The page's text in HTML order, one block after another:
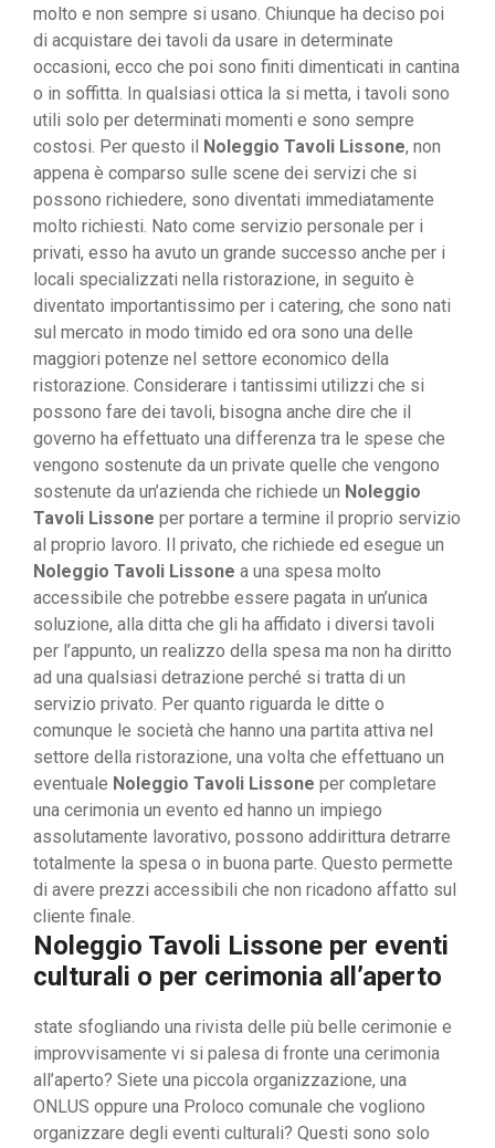
molto e non sempre si usano. Chiunque ha deciso poi
di acquistare dei tavoli da usare in determinate
occasioni, ecco che poi sono finiti dimenticati in cantina
o in soffitta. In qualsiasi ottica la si metta, i tavoli sono
utili solo per determinati momenti e sono sempre
costosi. Per questo il
Noleggio Tavoli Lissone, non
appena è comparso sulle scene dei servizi che si
possono richiedere, sono diventati immediatamente
molto richiesti. Nato come servizio personale per i
privati, esso ha avuto un grande successo anche per i
locali specializzati nella ristorazione, in seguito è
diventato importantissimo per i catering, che sono nati
sul mercato in modo timido ed ora sono una delle
maggiori potenze nel settore economico della
ristorazione. Considerare i tantissimi utilizzi che si
possono fare dei tavoli, bisogna anche dire che il
governo ha effettuato una differenza tra le spese che
vengono sostenute da un private quelle che vengono
sostenute da un’azienda che richiede un Noleggio
Tavoli Lissone per portare a termine il proprio servizio
al proprio lavoro. Il privato, che richiede ed esegue un
Noleggio Tavoli Lissone a una spesa molto
accessibile che potrebbe essere pagata in un’unica
soluzione, alla ditta che gli ha affidato i diversi tavoli
per l’appunto, un realizzo della spesa ma non ha diritto
ad una qualsiasi detrazione perché si tratta di un
servizio privato. Per quanto riguarda le ditte o
comunque le società che hanno una partita attiva nel
settore della ristorazione, una volta che effettuano un
eventuale Noleggio Tavoli Lissone per completare
una cerimonia un evento ed hanno un impiego
assolutamente lavorativo, possono addirittura detrarre
totalmente la spesa o in buona parte. Questo permette
di avere prezzi accessibili che non ricadono affatto sul
cliente finale.
Noleggio Tavoli Lissone per eventi
culturali o per cerimonia all’aperto
state sfogliando una rivista delle più belle cerimonie e
improvvisamente vi si palesa di fronte una cerimonia
all’aperto? Siete una piccola organizzazione, una
ONLUS oppure una Proloco comunale che vogliono
organizzare degli eventi culturali? Questi sono solo